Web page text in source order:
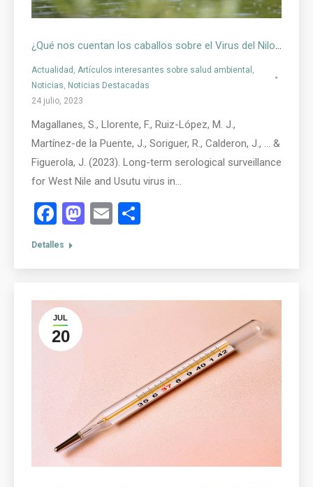
Actualidad Artículos interesantes sobre salud ambiental
Noticias Noticias Destacadas
24 julio, 2023
Magallanes, S., Llorente, F., Ruiz-López, M. J.,
Martínez-de la Puente, J., Soriguer, R., Calderon, J., … &
Figuerola, J. (2023). Long-term serological surveillance
for West Nile and Usutu virus in…
Facebook
Mastodon
Email
Detalles
JUL
20